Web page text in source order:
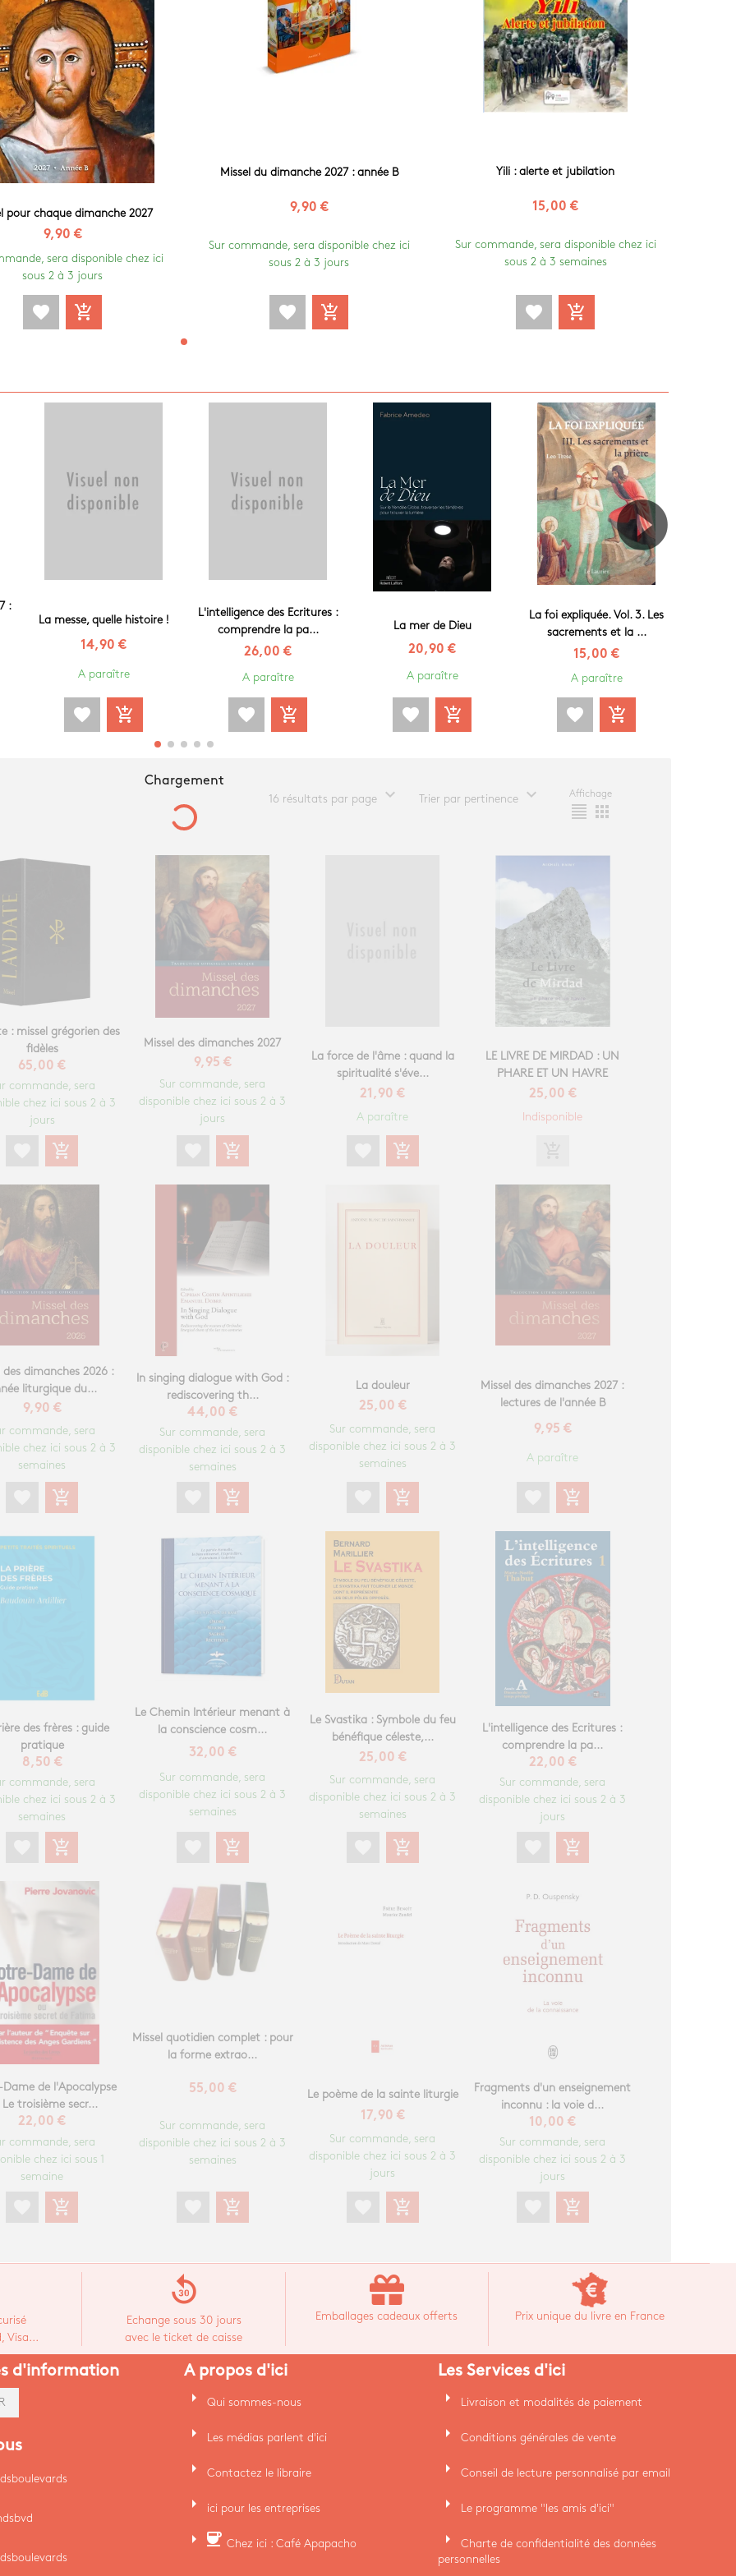
pour chaque dimanche 2027
9,90 €
sera disponible chez ici
sous 2 à 3 jours
favorite add_shopping_cart
Missel du dimanche 2027 : année B
9,90 €
Sur commande, sera disponible chez ici
sous 2 à 3 jours
favorite add_shopping_cart
Yili : alerte et jubilation
15,00 €
Sur commande, sera disponible chez ici
sous 2 à 3 semaines
favorite add_shopping_cart
:
La messe, quelle histoire !
14,90 €
A paraître
favorite add_shopping_cart
L'intelligence des Ecritures :
comprendre la pa...
26,00 €
A paraître
favorite add_shopping_cart
La mer de Dieu
20,90 €
A paraître
favorite add_shopping_cart
La foi expliquée. Vol. 3. Les
sacrements et la ...
15,00 €
A paraître
favorite add_shopping_cart
Chargement
16 résultats par page expand_more Trier par pertinence expand_more Affichage
format_align_justify apps
: missel grégorien des
fidèles
65,00 €
commande, sera
chez ici sous 2 à 3
jours
add_shopping_cart
Missel des dimanches 2027
9,95 €
Sur commande, sera
disponible chez ici sous 2 à 3
jours
add_shopping_cart
La force de l'âme : quand la
spiritualité s'éve...
21,90 €
A paraître
add_shopping_cart
LE LIVRE DE MIRDAD : UN
PHARE ET UN HAVRE
25,00 €
Indisponible
des dimanches 2026 :
liturgique du...
9,90 €
commande, sera
chez ici sous 2 à 3
semaines
add_shopping_cart
In singing dialogue with God :
rediscovering th...
44,00 €
Sur commande, sera
disponible chez ici sous 2 à 3
semaines
add_shopping_cart
La douleur
25,00 €
Sur commande, sera
disponible chez ici sous 2 à 3
semaines
add_shopping_cart
Missel des dimanches 2027 :
lectures de l'année B
9,95 €
A paraître
add_shopping_cart
des frères : guide
pratique
8,50 €
commande, sera
chez ici sous 2 à 3
semaines
add_shopping_cart
Le Chemin Intérieur menant à
la conscience cosm...
32,00 €
Sur commande, sera
disponible chez ici sous 2 à 3
semaines
add_shopping_cart
Le Svastika : Symbole du feu
bénéfique céleste,...
25,00 €
Sur commande, sera
disponible chez ici sous 2 à 3
semaines
add_shopping_cart
L'intelligence des Ecritures :
comprendre la pa...
22,00 €
Sur commande, sera
disponible chez ici sous 2 à 3
jours
add_shopping_cart
de l'Apocalypse
Le troisième secr...
22,00 €
commande, sera
chez ici sous 1
semaine
add_shopping_cart
Missel quotidien complet : pour
la forme extrao...
55,00 €
Sur commande, sera
disponible chez ici sous 2 à 3
semaines
add_shopping_cart
Le poème de la sainte liturgie
17,90 €
Sur commande, sera
disponible chez ici sous 2 à 3
jours
add_shopping_cart
Fragments d'un enseignement
inconnu : la voie d...
10,00 €
Sur commande, sera
disponible chez ici sous 2 à 3
jours
add_shopping_cart
Visa...
replay_30
Echange sous 30 jours
avec le ticket de caisse
Emballages cadeaux offerts Prix unique du livre en France
d'information A propos d'ici
arrow_right Qui sommes-nous
arrow_right Les médias parlent d'ici
arrow_right Contactez le libraire
arrow_right ici pour les entreprises
arrow_right coffee Chez ici : Café Apapacho
Les Services d'ici
arrow_right Livraison et modalités de paiement
arrow_right Conditions générales de vente
arrow_right Conseil de lecture personnalisé par email
arrow_right Le programme "les amis d'ici"
arrow_right
Charte de confidentialité des données
personnelles